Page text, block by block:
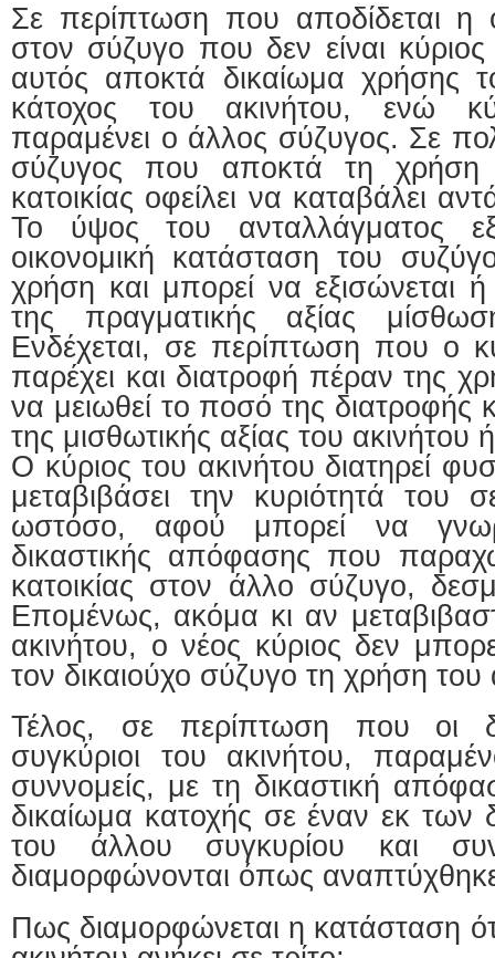
Σε περίπτωση που αποδίδεται η
στον σύζυγο που δεν είναι κύριος
αυτός αποκτά δικαίωμα χρήσης
κάτοχος του ακινήτου, ενώ
παραμένει ο άλλος σύζυγος. Σε
σύζυγος που αποκτά τη χρήση
κατοικίας οφείλει να καταβάλει
Το ύψος του ανταλλάγματος
οικονομική κατάσταση του
χρήση και μπορεί να εξισώνεται ή
της πραγματικής αξίας
Ενδέχεται, σε περίπτωση που ο
παρέχει και διατροφή πέραν της
να μειωθεί το ποσό της
της μισθωτικής αξίας του ακινήτου
Ο κύριος του ακινήτου διατηρεί
μεταβιβάσει την κυριότητά του
ωστόσο, αφού μπορεί να
δικαστικής απόφασης που
κατοικίας στον άλλο σύζυγο,
Επομένως, ακόμα κι αν
ακινήτου, ο νέος κύριος δεν
τον δικαιούχο σύζυγο τη χρήση του
Τέλος, σε περίπτωση που οι
συγκύριοι του ακινήτου,
συννομείς, με τη δικαστική
δικαίωμα κατοχής σε έναν εκ των
του άλλου συγκυρίου και
διαμορφώνονται όπως
Πως διαμορφώνεται η κατάσταση